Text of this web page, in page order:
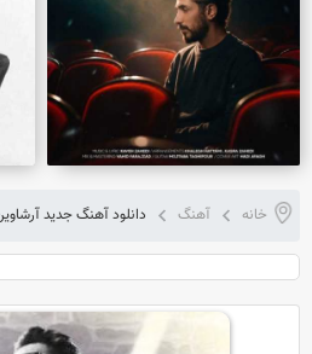
خانه آهنگ دانلود آهنگ جدید